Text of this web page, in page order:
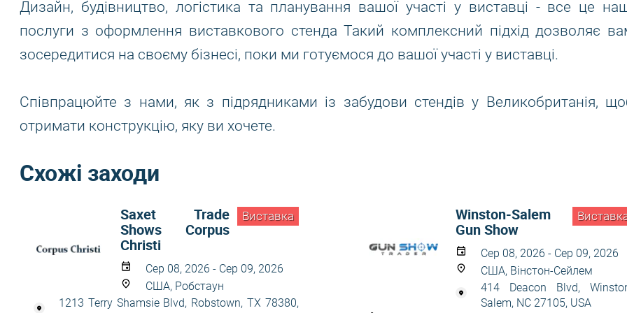
Дизайн, будівництво, логістика та планування вашої участі у виставці - все це
послуги з оформлення виставкового стенда Такий комплексний підхід дозволяє
зосередитися на своєму бізнесі, поки ми готуємося до вашої участі у виставці.
Співпрацюйте з нами, як з підрядниками із забудови стендів у Великобританія,
отримати конструкцію, яку ви хочете.
Схожі заходи
Виставка
Saxet Trade
Shows Corpus
Christi
Сер 08, 2026 - Сер 09, 2026
США, Робстаун
1213 Terry Shamsie Blvd, Robstown, TX 78380,
Winston-Salem
Gun Show
Сер 08, 2026 - Сер 09, 2026
США, Вінстон-Сейлем
414 Deacon Blvd,
Salem, NC 27105, USA